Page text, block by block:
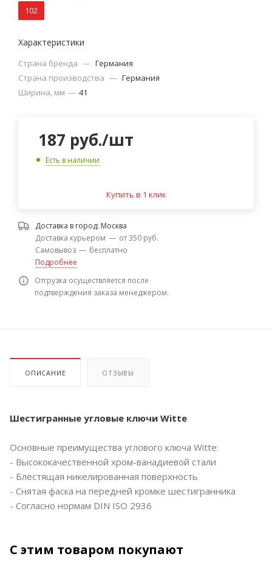
102
Характеристики
Страна бренда — Германия
Страна производства — Германия
Ширина, мм — 41
187 руб./шт
Есть в наличии
Купить в 1 клик
Доставка в город: Москва
Доставка курьером — от 350 руб.
Самовывоз — бесплатно
Подробнее
Отгрузка осуществляется после
подтверждения заказа менеджером.
ОПИСАНИЕ ОТЗЫВЫ
Шестигранные угловые ключи Witte
Основные преимущества углового ключа Witte:
- Высококачественной хром-ванадиевой стали
- Блестящая никелированная поверхность
- Снятая фаска на передней кромке шестигранника
- Согласно нормам DIN ISO 2936
С этим товаром покупают